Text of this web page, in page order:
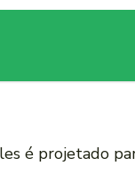
é projetado